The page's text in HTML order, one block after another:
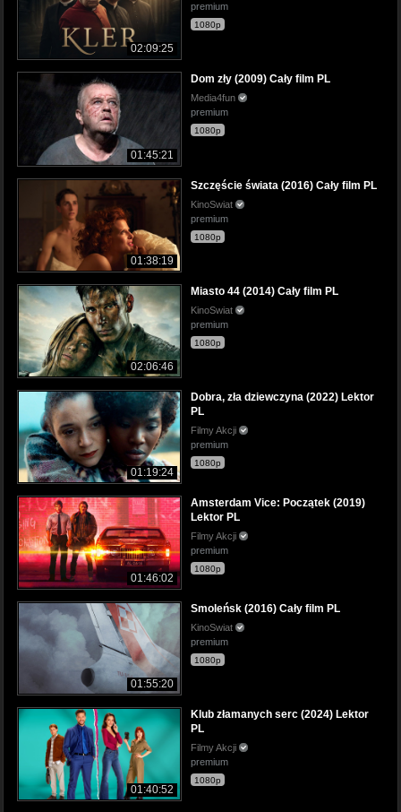
02:09:25
premium
1080p
01:45:21
Dom zły (2009) Cały film PL
Media4fun
premium
1080p
01:38:19
Szczęście świata (2016) Cały film PL
KinoSwiat
premium
1080p
02:06:46
Miasto 44 (2014) Cały film PL
KinoSwiat
premium
1080p
01:19:24
Dobra, zła dziewczyna (2022) Lektor
PL
Filmy Akcji
premium
1080p
01:46:02
Amsterdam Vice: Początek (2019)
Lektor PL
Filmy Akcji
premium
1080p
01:55:20
Smoleńsk (2016) Cały film PL
KinoSwiat
premium
1080p
01:40:52
Klub złamanych serc (2024) Lektor
PL
Filmy Akcji
premium
1080p